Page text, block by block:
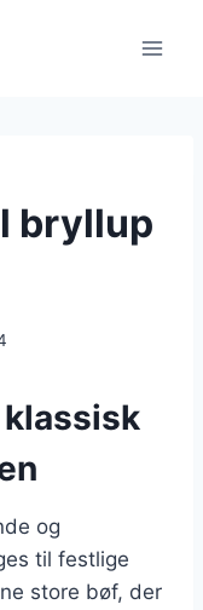
bryllup
klassisk
og
til festlige
store bøf, der